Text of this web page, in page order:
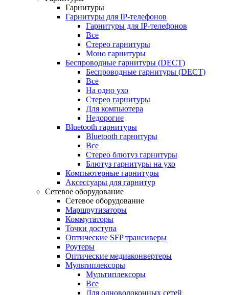
Гарнитуры
Гарнитуры для IP-телефонов
Гарнитуры для IP-телефонов
Все
Стерео гарнитуры
Моно гарнитуры
Беспроводные гарнитуры (DECT)
Беспроводные гарнитуры (DECT)
Все
На одно ухо
Стерео гарнитуры
Для компьютера
Недорогие
Bluetooth гарнитуры
Bluetooth гарнитуры
Все
Стерео блютуз гарнитуры
Блютуз гарнитуры на ухо
Компьютерные гарнитуры
Аксессуары для гарнитур
Сетевое оборудование
Сетевое оборудование
Маршрутизаторы
Коммутаторы
Точки доступа
Оптические SFP трансиверы
Роутеры
Оптические медиаконвертеры
Мультиплексоры
Мультиплексоры
Все
Для одноволоконных сетей